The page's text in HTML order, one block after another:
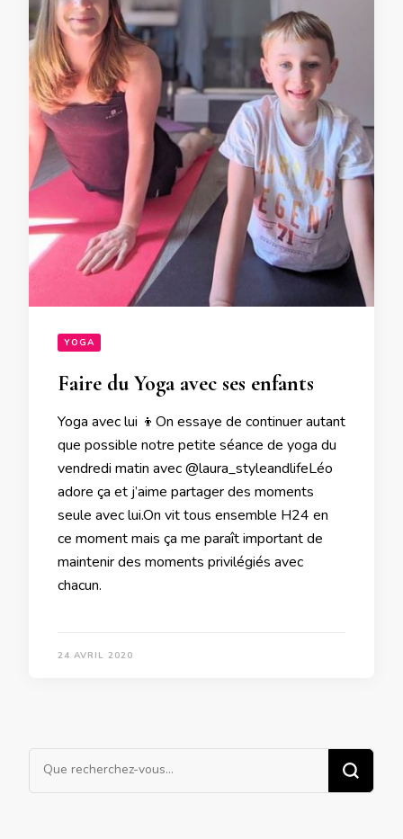
YOGA
Faire du Yoga avec ses enfants
Yoga avec lui 👦On essaye de continuer autant
que possible notre petite séance de yoga du
vendredi matin avec @laura_styleandlifeLéo
adore ça et j’aime partager des moments
seule avec lui.On vit tous ensemble H24 en
ce moment mais ça me paraît important de
maintenir des moments privilégiés avec
chacun.
24 AVRIL 2020
Vous
recherchiez